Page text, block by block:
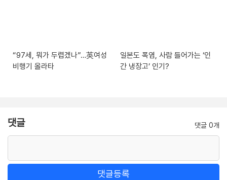
“97세, 뭐가 두렵겠나”…英여성
비행기 올라타
일본도 폭염, 사람 들어가는 ‘인
간 냉장고’ 인기?
댓글 댓글 0개
댓글등록